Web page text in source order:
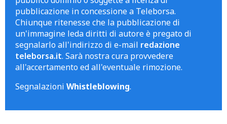
pubblicazione in concessione a Teleborsa.
Chiunque ritenesse che la pubblicazione di
un'immagine leda diritti di autore è pregato di
segnalarlo all'indirizzo di e-mail redazione
teleborsa.it. Sarà nostra cura provvedere
all'accertamento ed all'eventuale rimozione.
Segnalazioni Whistleblowing.